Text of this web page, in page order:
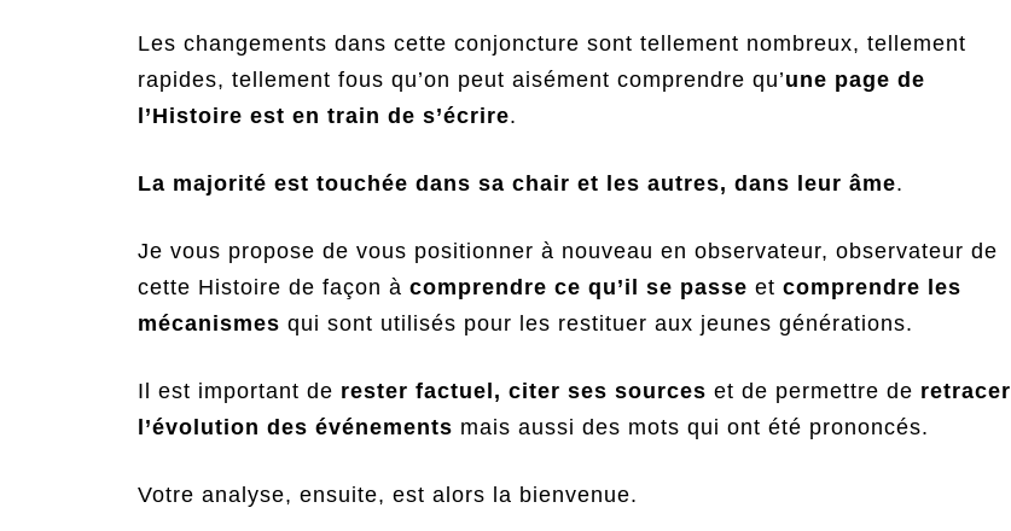
Les changements dans cette conjoncture sont tellement nombreux, tellement
rapides, tellement fous qu’on peut aisément comprendre qu’une page de
l’Histoire est en train de s’écrire.
La majorité est touchée dans sa chair et les autres, dans leur âme.
Je vous propose de vous positionner à nouveau en observateur, observateur de
cette Histoire de façon à comprendre ce qu’il se passe et comprendre les
mécanismes qui sont utilisés pour les restituer aux jeunes générations.
Il est important de rester factuel, citer ses sources et de permettre de retracer
l’évolution des événements mais aussi des mots qui ont été prononcés.
Votre analyse, ensuite, est alors la bienvenue.